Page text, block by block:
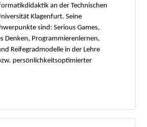
an der Technischen
Klagenfurt. Seine
sind: Serious Games,
Denken, Programmierenlernen,
Reifegradmodelle in der Lehre
persönlichkeitsoptimierter